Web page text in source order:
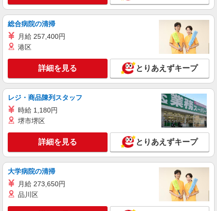
詳細を見る
パート 正社員
株式会社アイデム キャリアエージェント【JOB075747】
薬剤師
■正社員 年収：450〜600万円 月給：25〜38万
円以上 ※経験等考慮いたします。
栃木県宇都宮市 ■受動喫煙対策：敷地内全面禁
煙
詳細を見る
正社員 職業紹介
調剤薬局（栃木県宇都宮市）【アイデムエージェント薬剤師】
■正社員： 月給：355,000円〜 ※前職待遇や実
績を考慮 ■パート 時給：2000円〜
総合病院の清掃
月給 257,400円
港区
詳細を見る とりあえずキープ
レジ・商品陳列スタッフ
時給 1,180円
堺市堺区
詳細を見る とりあえずキープ
大学病院の清掃
月給 273,650円
品川区